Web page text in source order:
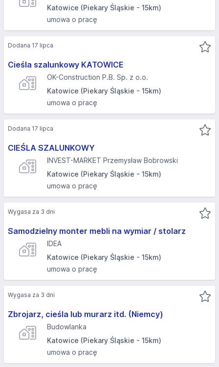
Katowice (Piekary Śląskie - 15km)
umowa o pracę
Cieśla szalunkowy KATOWICE
OK-Construction P.B. Sp. z o.o.
Katowice (Piekary Śląskie - 15km)
umowa o pracę
Dodana 17 lipca
CIEŚLA SZALUNKOWY
INVEST-MARKET Przemysław Bobrowski
Katowice (Piekary Śląskie - 15km)
umowa o pracę
Dodana 17 lipca
Samodzielny monter mebli na wymiar / stolarz
IDEA
Katowice (Piekary Śląskie - 15km)
umowa o pracę
Wygasa za 3 dni
Zbrojarz, cieśla lub murarz itd. (Niemcy)
Budowlanka
Katowice (Piekary Śląskie - 15km)
umowa o pracę
Wygasa za 3 dni